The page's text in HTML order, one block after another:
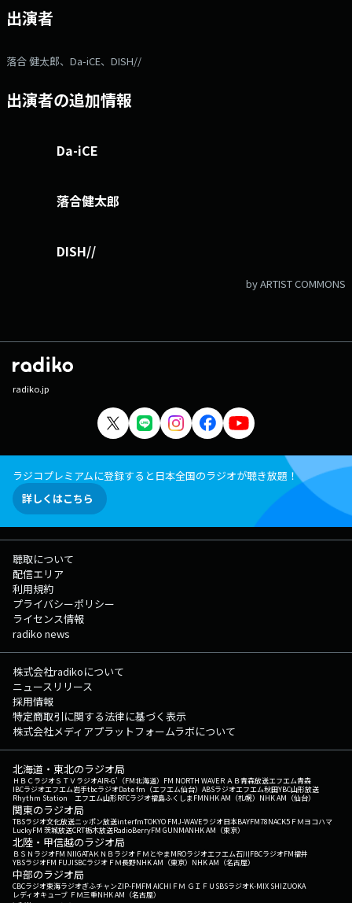
れ、 住所・名前など必要事項の記入を お忘れなく！
・・・・ DJ 落合健太郎が12時ちょっと前まで生放送！ あなた
コチラ ⇒リクエスト・メッセージはコチラ ⇒twitterハッシュタグは
「#fm802」 ⇒twitterアカウントは「@fm802_pr」 ⇒facebookペー
出演者
落合 健太郎、Da-iCE、DISH//
出演者の追加情報
Da-iCE
落合健太郎
DISH//
by ARTIST COMMONS
radiko.jp
ラジコプレミアムに登録すると日本全国のラジオが聴き放題！
詳しくはこちら
聴取について
配信エリア
利用規約
プライバシーポリシー
ライセンス情報
radiko news
株式会社radikoについて
ニュースリリース
採用情報
特定商取引に関する法律に基づく表示
株式会社メディアプラットフォームラボについて
北海道・東北のラジオ局
ＨＢＣラジオＳＴＶラジオAIR-G'（FM北海道） FM NORTH WAVEＲＡＢ青森放送エフエム青森
IBCラジオエフエム岩手tbcラジオDate fm（エフエム仙台） ABSラジオエフエム秋田YBC山形放送
Rhythm Station エフエム山形RFCラジオ福島ふくしまFMNHK AM（札幌） NHK AM（仙台）
関東のラジオ局
TBSラジオ文化放送ニッポン放送interfmTOKYO FMJ-WAVEラジオ日本BAYFM78NACK5 ＦＭヨコハマ
LuckyFM 茨城放送CRT栃木放送RadioBerryFM GUNMANHK AM（東京）
北陸・甲信越のラジオ局
ＢＳＮラジオFM NIIGATAＫＮＢラジオ ＦＭとやまMROラジオエフエム石川FBCラジオFM福井
YBSラジオFM FUJISBCラジオ ＦＭ長野NHK AM（東京） NHK AM（名古屋）
中部のラジオ局
CBCラジオ東海ラジオぎふチャンZIP-FMFM AICHI ＦＭ ＧＩＦＵ SBSラジオK-MIX SHIZUOKA
レディオキューブ ＦＭ三重NHK AM（名古屋）